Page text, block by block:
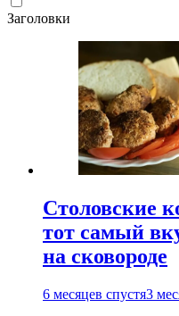
Заголовки
Столовские
тот самый
на сковороде
6 месяцев спустя3